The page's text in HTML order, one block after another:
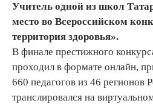
Учитель одной из школ
место во Всероссийском
территория здоровья».
В финале престижного
проходил в формате онлайн,
660 педагогов из 46 регионов
транслировался на